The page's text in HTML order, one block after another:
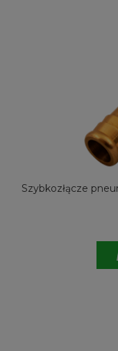
Szybkozłącze